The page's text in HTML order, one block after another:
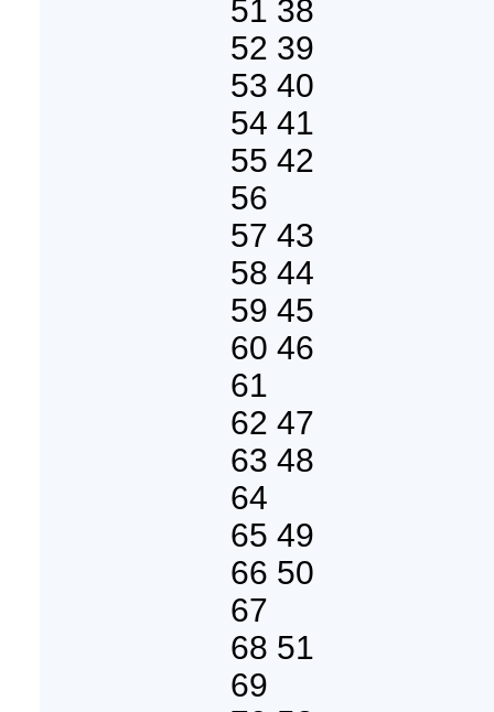
51 38
52 39
53 40
54 41
55 42
56
57 43
58 44
59 45
60 46
61
62 47
63 48
64
65 49
66 50
67
68 51
69